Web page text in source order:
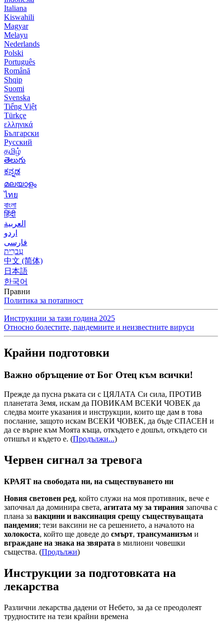
Italiana
Kiswahili
Magyar
Melayu
Nederlands
Polski
Português
Română
Shqip
Suomi
Svenska
Tiếng Việt
Türkçe
ελληνικά
Български
Русский
தமிழ்
తెలుగు
ಕನ್ನಡ
മലയാളം
ไทย
বাংলা
हिंदी
العربية
اردو
فارسی
עִברִית
中文 (简体)
日本語
한국어
Правни
Политика за потапност
Инструкции за тази година 2025
Относно болестите, пандемиите и неизвестните вируси
Крайни подготовки
Важно обръщение от Бог Отец към всички!
Прежде да пусна ръката си с ЦЯЛАТА Си сила, ПРОТИВ
планетата Земя, искам да ПОВИКАМ ВСЕКИ ЧОВЕК да
следва моите указания и инструкции, които ще дам в това
послание, защото искам ВСЕКИ ЧОВЕК, да бъде СПАСЕН и
да се върне към Моята къща, откъдето е дошъл, откъдето си
отишъл и където е. (Продължи...)
Червен сигнал за тревога
КРАЯТ на свободата ни, на съществуването ни
Новия световен ред, който служи на моя противник, вече е
започнал да доминира света, агитата му за тирания започва с
плана за вакцини и ваксинация срещу съществуващата
пандемия; тези ваксини не са решението, а началото на
холокоста, който ще доведе до смърт, трансуманизъм и
вграждане на знака на звярата в милиони човешки
същества. (Продължи)
Инструкции за подготовката на
лекарства
Различни лекарства дадени от Небето, за да се преодолеят
трудностите на тези крайни времена